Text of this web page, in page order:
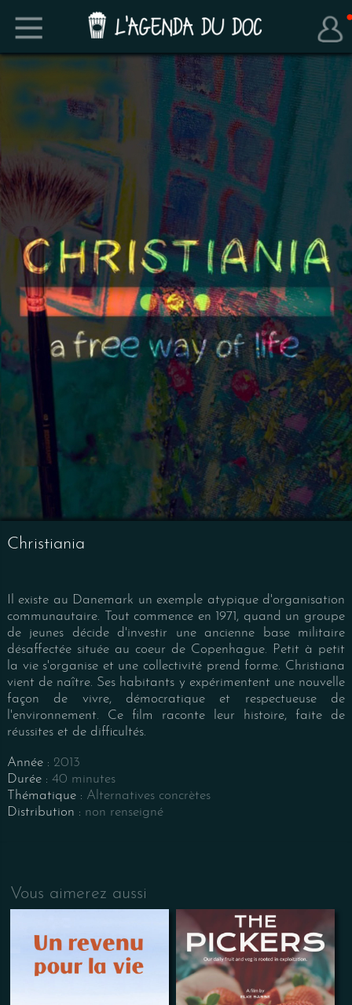
Christiania
Il existe au Danemark un exemple atypique d'organisation
communautaire. Tout commence en 1971, quand un groupe
de jeunes décide d'investir une ancienne base militaire
désaffectée située au coeur de Copenhague. Petit à petit
la vie s'organise et une collectivité prend forme. Christiana
vient de naître. Ses habitants y expérimentent une nouvelle
façon de vivre, démocratique et respectueuse de
l'environnement. Ce film raconte leur histoire, faite de
réussites et de difficultés.
Année : 2013
Durée : 40 minutes
Thématique : Alternatives concrètes
Distribution : non renseigné
Vous aimerez aussi